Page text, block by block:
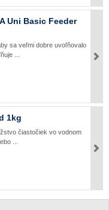
Uni Basic Feeder
sa veľmi dobre uvoľňovalo
...
1kg
čiastočiek vo vodnom
...